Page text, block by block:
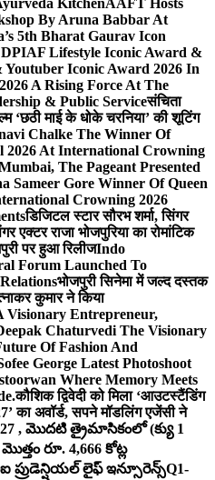
KitchenAAFT Hosts
By Aruna Babbar At
5th Bharat Gaurav Icon
Lifestyle Iconic Award &
Iconic Award 2026 In
A Rising Force At The
& Public Serviceसंचिता
‘छठी माई के धोके चरनिया’ की शूटिंग
Chalke The Winner Of
2026 At International Crowning
The Pageant Presented
Sameer Gore Winner Of Queen
Crowning 2026
डिजिटल स्टार सौरभ शर्मा, सिंगर
एक्टर राजा भोजपुरिया का रोमांटिक
पर हुआ रिलीजIndo
Forum Launched To
भोजपुरी सिनेमा में जल्द दस्तक
कुमार ने किया
Visionary Entrepreneur,
Chaturvedi The Visionary
Of Fashion And
George Latest Photoshoot
Where Memory Meets
कौशिक द्विवेदी को मिला ‘आउटस्टैंडिंग
का अवॉर्ड, सपने मॉडलिंग एजेंसी ने
, మొదటి త్రైమాసికంలో (క్యు 1
రూ. 4,666 కోట్ల
లైఫ్ ఇన్సూరెన్స్Q1-